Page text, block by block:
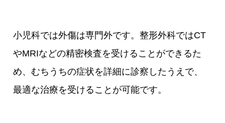
小児科では外傷は専門外です。整形外科ではCT
やMRIなどの精密検査を受けることができるた
め、むちうちの症状を詳細に診察したうえで、
最適な治療を受けることが可能です。